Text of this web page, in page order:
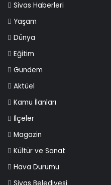
Sivas Haberleri
Yaşam
Dünya
Eğitim
Gündem
Aktüel
Kamu İlanları
İlçeler
Magazin
Kültür ve Sanat
Hava Durumu